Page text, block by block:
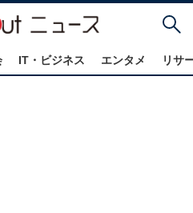
IT・ビジネス エンタメ リサ